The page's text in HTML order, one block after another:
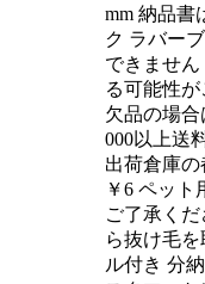
mm 納品書
ク ラバー
できませ
る可能性
欠品の場
000以上送
出荷倉庫の
￥6 ペット
ご了承く
ら抜け毛
ル付き 分